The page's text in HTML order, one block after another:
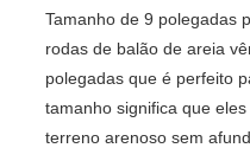
Tamanho de 9 polegadas
rodas de balão de areia
polegadas que é perfeito
tamanho significa que
terreno arenoso sem